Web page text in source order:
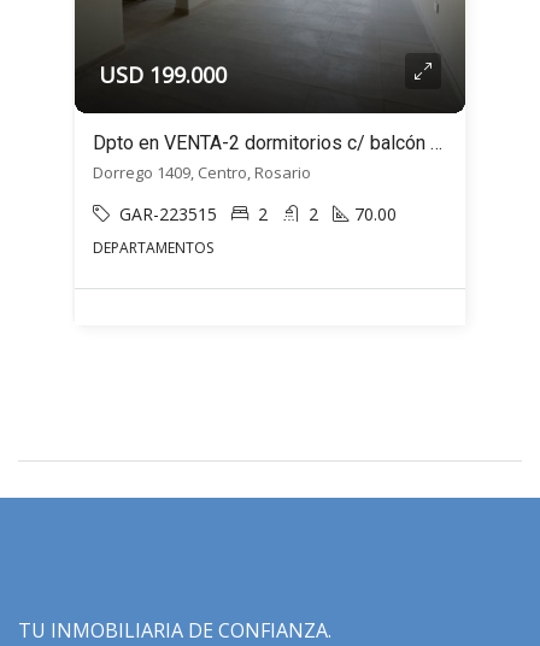
USD 199.000
Dpto en VENTA-2 dormitorios c/ balcón al FRENTE- Dorrego 1409- Rosario, Santa Fe
Dorrego 1409, Centro, Rosario
GAR-223515 2 2 70.00
DEPARTAMENTOS
TU INMOBILIARIA DE CONFIANZA.